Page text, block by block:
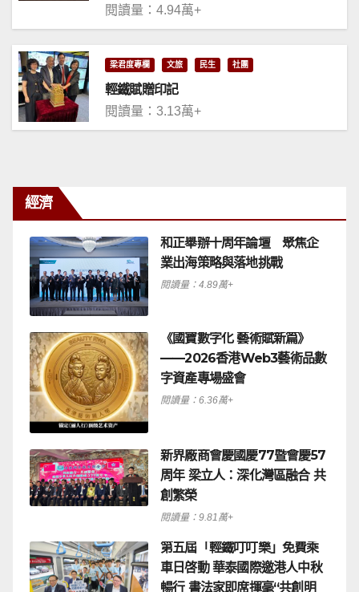
閱讀量：4.94萬+
梁君度專欄 文旅 民生 社團
輕鐵賦贈印記
閱讀量：3.13萬+
經濟
和正舉辦十周年論壇 聚焦企
業出海策略與落地挑戰
閱讀量：4.89萬+
《國寶數字化 藝術賦新篇》
——2026香港Web3藝術品數
字資產專場盛會
閱讀量：6.36萬+
新界廠商會慶國慶77暨會慶57
周年 梁立人：深化灣區融合 共
創繁榮
閱讀量：9.81萬+
第五屆「輕鐵叮叮樂」免費乘
車日啓動 華泰國際邀港人中秋
暢行 書法家即席揮毫“共創明